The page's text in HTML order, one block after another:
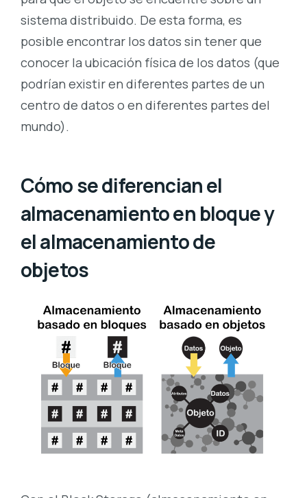
sistema distribuido. De esta forma, es
posible encontrar los datos sin tener que
conocer la ubicación física de los datos (que
podrían existir en diferentes partes de un
centro de datos o en diferentes partes del
mundo).
Cómo se diferencian el
almacenamiento en bloque y
el almacenamiento de
objetos